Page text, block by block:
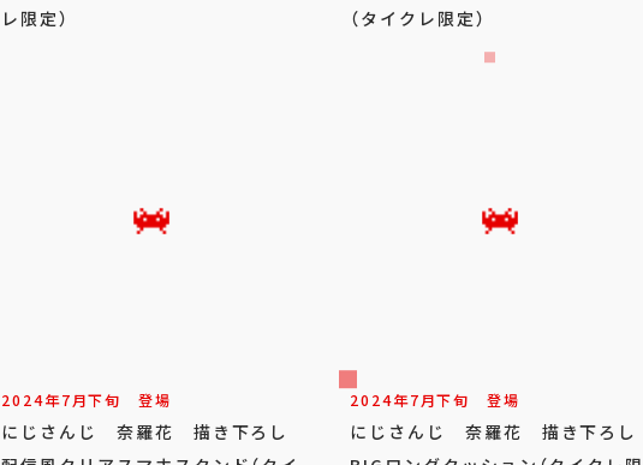
レ限定）
（タイクレ限定）
2024年7月下旬 登場
にじさんじ 奈羅花 描き下ろし
2024年7月下旬 登場
にじさんじ 奈羅花 描き下ろし